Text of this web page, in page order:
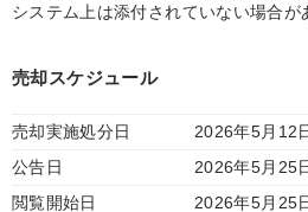
システム上は添付されていない場合が
売却スケジュール
売却実施処分日
2026年5月12
公告日
2026年5月25
閲覧開始日
2026年5月25